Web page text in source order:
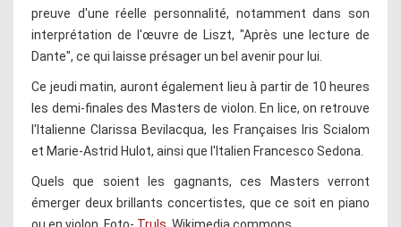
preuve d'une réelle personnalité, notamment dans son
interprétation de l'œuvre de Liszt, "Après une lecture de
Dante", ce qui laisse présager un bel avenir pour lui.
Ce jeudi matin, auront également lieu à partir de 10 heures
les demi-finales des Masters de violon. En lice, on retrouve
l'Italienne Clarissa Bevilacqua, les Françaises Iris Scialom
et Marie-Astrid Hulot, ainsi que l'Italien Francesco Sedona.
Quels que soient les gagnants, ces Masters verront
émerger deux brillants concertistes, que ce soit en piano